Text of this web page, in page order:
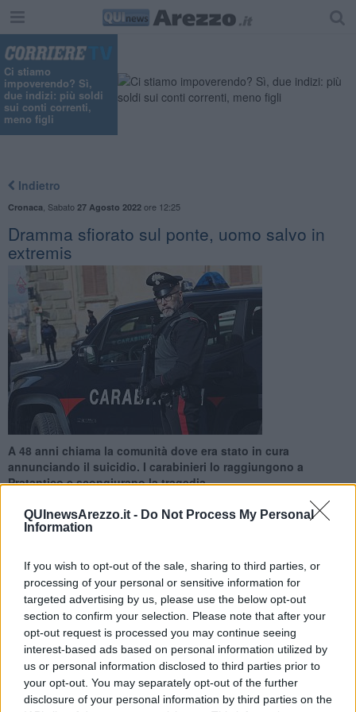
QUInewsArezzo.it - Do Not Process My Personal
Information
If you wish to opt-out of the sale, sharing to third parties, or
processing of your personal or sensitive information for
targeted advertising by us, please use the below opt-out
section to confirm your selection. Please note that after your
opt-out request is processed you may continue seeing
interest-based ads based on personal information utilized by
us or personal information disclosed to third parties prior to
your opt-out. You may separately opt-out of the further
disclosure of your personal information by third parties on the
Ci stiamo
impoverendo? Sì,
due indizi: più soldi
sui conti correnti,
meno figli
Indietro
Cronaca Sabato 27 Agosto 2022ore 12:25
Dramma sfiorato sul ponte, uomo salvo in
extremis
A 48 anni chiama la comunità dove era stato in cura
annunciando il suicidio. I carabinieri lo raggiungono a
Pratantico e scongiurano la tragedia
AREZZO —Attimi di paura ieri pomeriggio sul ponte di
Pratantico, alle porte della città. Un intervento provvidenziale dei
carabinieri ha permesso disalvare la vitaad un uomo di 48 anni
che aveva intensione digettarsi di sotto per togliersi la vita.
Intorno alle 18 unaoperatrice della comunitàdove l'uomo era
stato in cura ha chiamato la centrale operativa. Infatti, il 48enne
aveva annunciato il gesto estremo proprio alla struttura di
recupero.